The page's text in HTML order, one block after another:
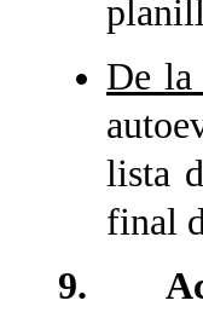
De la
lista
final
9.